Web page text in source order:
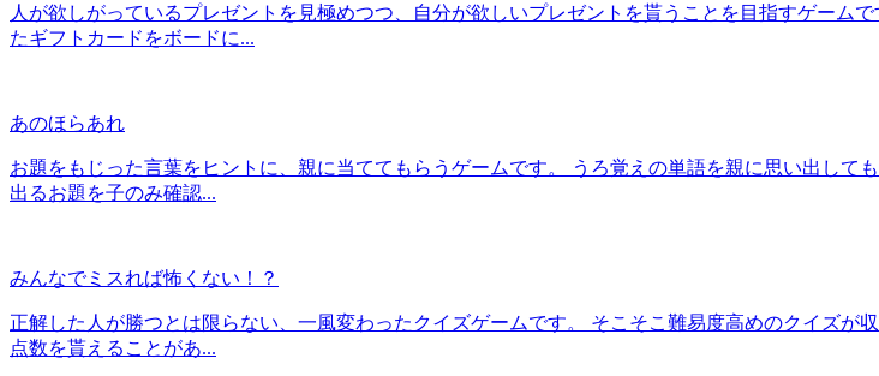
人が欲しがっているプレゼントを見極めつつ、自分が欲しいプレゼントを貰うことを目指すゲーム
たギフトカードをボードに...
あのほらあれ
お題をもじった言葉をヒントに、親に当ててもらうゲームです。 うろ覚えの単語を親に思い出し
出るお題を子のみ確認...
みんなでミスれば怖くない！？
正解した人が勝つとは限らない、一風変わったクイズゲームです。 そこそこ難易度高めのクイズ
点数を貰えることがあ...